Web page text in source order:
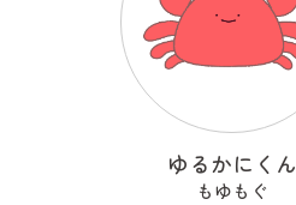
ゆるかにくん
もゆもぐ